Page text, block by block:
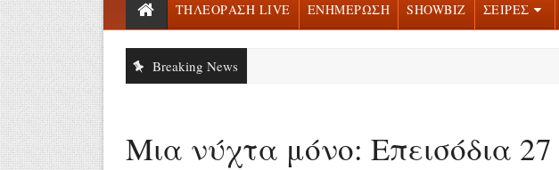
ΤΗΛΕΟΡΑΣΗ LIVE ΕΝΗΜΕΡΩΣΗ SHOWBIZ ΣΕΙΡΕΣ
Breaking News
Μια νύχτα μόνο: Επεισόδια 27